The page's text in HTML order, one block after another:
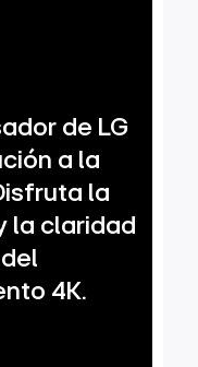
de LG
a la
la
la claridad
4K.